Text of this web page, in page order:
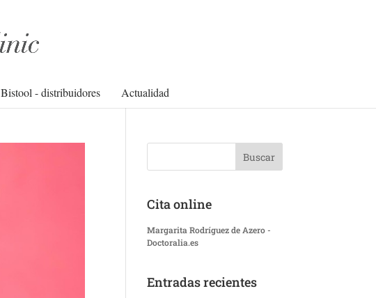
Bistool - distribuidores Actualidad
Cita online
Margarita Rodríguez de Azero -
Doctoralia.es
Entradas recientes